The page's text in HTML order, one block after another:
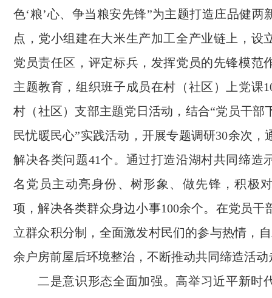
色‘粮’心、争当粮安先锋”为主题打造庄品健两
点，党小组建在大米生产加工全产业链上，设
党员责任区，评定标兵，发挥党员的先锋模范
主题教育，组织班子成员在村（社区）上党课
村（社区）支部主题党日活动，结合“党员干部
民忧暖民心”实践活动，开展专题调研30余次，
解决各类问题41个。通过打造沿湖村共同缔造
名党员主动亮身份、树形象、做先锋，积极
项，解决各类群众身边小事100余个。在党员干
立群众积分制，全面激发村民们的参与热情，
余户房前屋后环境整治，不断推动共同缔造活动
二是意识形态全面加强。高举习近平新时